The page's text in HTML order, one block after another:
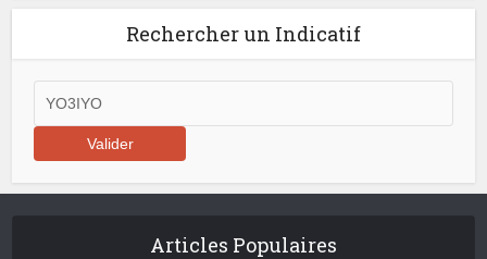
Rechercher un Indicatif
Articles Populaires